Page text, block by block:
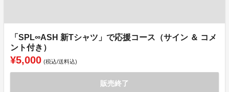
「SPL∞ASH 新Tシャツ」で応援コース（サイン ＆ コメ
ント付き）
¥5,000 (税込/送料込)
販売終了